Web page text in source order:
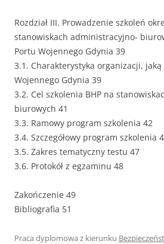
Rozdział III. Prowadzenie szkoleń
stanowiskach administracyjno-
Portu Wojennego Gdynia 39
3.1. Charakterystyka organizacji,
Wojennego Gdynia 39
3.2. Cel szkolenia BHP na
biurowych 41
3.3. Ramowy program szkolenia 42
3.4. Szczegółowy program szkolenia
3.5. Zakres tematyczny testu 47
3.6. Protokół z egzaminu 48
Zakończenie 49
Bibliografia 51
Praca dyplomowa z kierunku